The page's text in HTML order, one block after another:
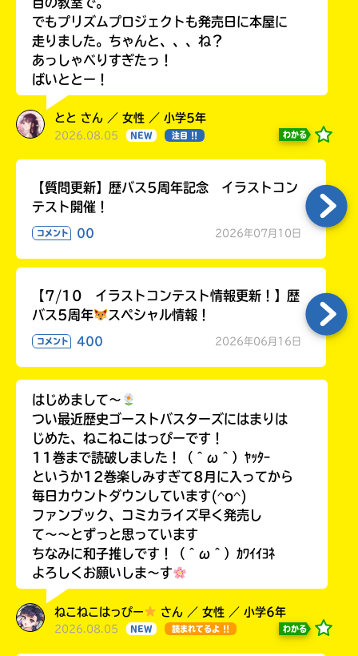
目の教室で。
でもプリズムプロジェクトも発売日に本屋に
走りました。ちゃんと、、、ね？
あっしゃべりすぎたっ！
ばいととー！
とと さん ／ 女性 ／ 小学5年
2026.08.05 NEW 注目 !! わかる
【質問更新】歴バス5周年記念 イラストコン
テスト開催！
コメント 00 2026年07月10日
【7/10 イラストコンテスト情報更新！】歴
バス5周年
スペシャル情報！
コメント 400 2026年06月16日
はじめまして〜
つい最近歴史ゴーストバスターズにはまりは
じめた、ねこねこはっぴーです！
11巻まで読破しました！（＾ω＾）ﾔｯﾀｰ
というか12巻楽しみすぎて8月に入ってから
毎日カウントダウンしています(^o^)
ファンブック、コミカライズ早く発売し
て〜〜とずっと思っています
ちなみに和子推しです！（＾ω＾）ｶﾜｲｲﾖﾈ
よろしくお願いしま〜す
ねこねこはっぴー さん ／ 女性 ／ 小学6年
2026.08.05 NEW 読まれてるよ !! わかる